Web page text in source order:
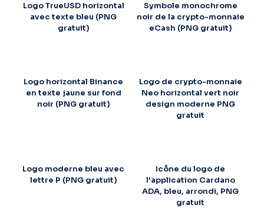
Logo TrueUSD horizontal
avec texte bleu (PNG
gratuit)
Symbole monochrome
noir de la crypto-monnaie
eCash (PNG gratuit)
Logo horizontal Binance
en texte jaune sur fond
noir (PNG gratuit)
Logo de crypto-monnaie
Neo horizontal vert noir
design moderne PNG
gratuit
Logo moderne bleu avec
lettre P (PNG gratuit)
Icône du logo de
l'application Cardano
ADA, bleu, arrondi, PNG
gratuit